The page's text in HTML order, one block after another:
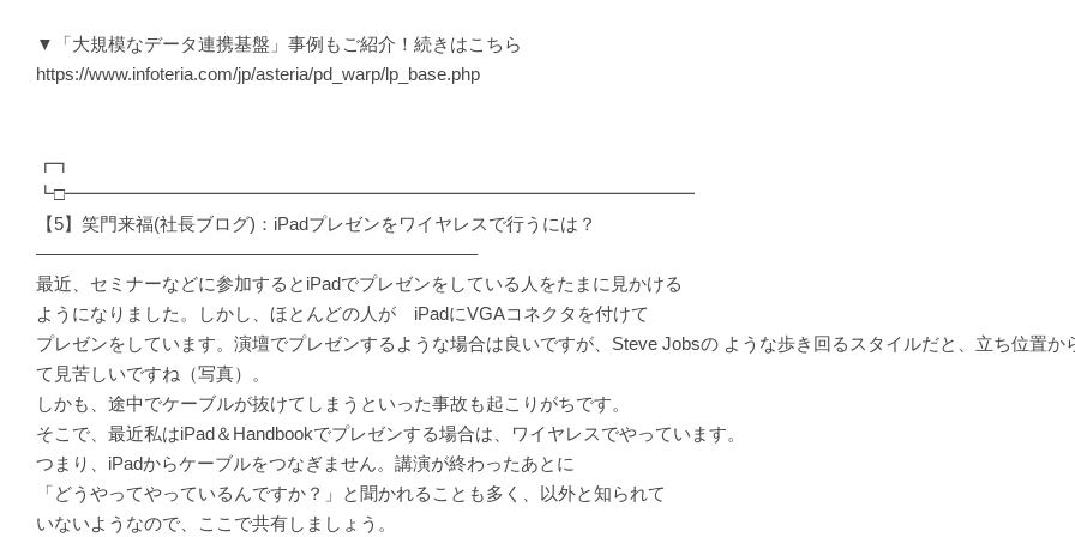
▼「大規模なデータ連携基盤」事例もご紹介！続きはこちら
https://www.infoteria.com/jp/asteria/pd_warp/lp_base.php
┏┓
┗□━━━━━━━━━━━━━━━━━━━━━━━━━━━━━━━━━━━
【5】笑門来福(社長ブログ)：iPadプレゼンをワイヤレスで行うには？
————————————————————————–
最近、セミナーなどに参加するとiPadでプレゼンをしている人をたまに見かける
ようになりました。しかし、ほとんどの人が iPadにVGAコネクタを付けて
プレゼンをしています。演壇でプレゼンするような場合は良いですが、Steve Jobsの ような歩き回るスタイルだと、立ち位置か
て見苦しいですね（写真）。
しかも、途中でケーブルが抜けてしまうといった事故も起こりがちです。
そこで、最近私はiPad＆Handbookでプレゼンする場合は、ワイヤレスでやっています。
つまり、iPadからケーブルをつなぎません。講演が終わったあとに
「どうやってやっているんですか？」と聞かれることも多く、以外と知られて
いないようなので、ここで共有しましょう。